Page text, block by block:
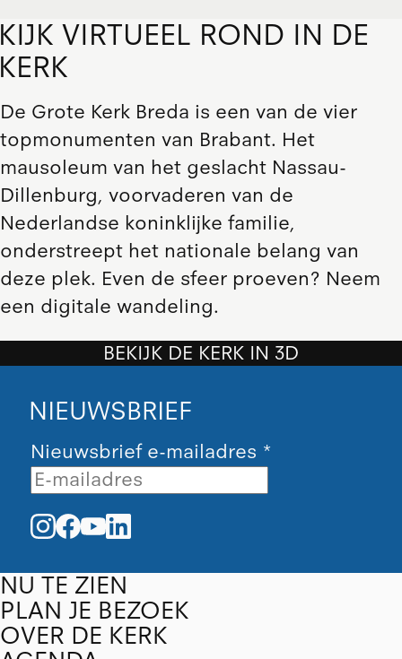
VIRTUEEL ROND IN DE
De Grote Kerk Breda is een van de vier
topmonumenten van Brabant. Het
mausoleum van het geslacht Nassau-
Dillenburg, voorvaderen van de
Nederlandse koninklijke familie,
onderstreept het nationale belang van
deze plek. Even de sfeer proeven? Neem
een digitale wandeling.
BEKIJK DE KERK IN 3D
NU TE ZIEN
PLAN JE BEZOEK
OVER DE KERK
NIEUWSBRIEF
Nieuwsbrief e-mailadres *